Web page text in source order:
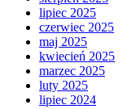
lipiec 2025
czerwiec 2025
maj 2025
kwiecień 2025
marzec 2025
luty 2025
lipiec 2024